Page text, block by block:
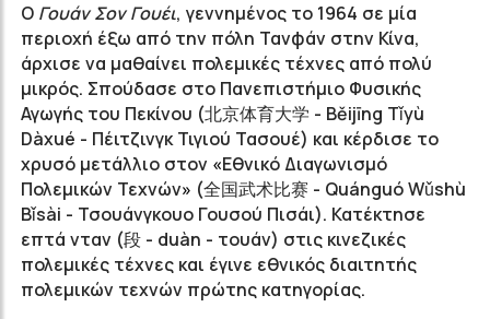
Ο Γουάν Σον Γουέι, γεννημένος το 1964 σε μία
περιοχή έξω από την πόλη Τανφάν στην Κίνα,
άρχισε να μαθαίνει πολεμικές τέχνες από πολύ
μικρός. Σπούδασε στο Πανεπιστήμιο Φυσικής
Αγωγής του Πεκίνου (北京体育大学 - Běijīng Tǐyù
Dàxué - Πέιτζινγκ Τιγιού Τασουέ) και κέρδισε το
χρυσό μετάλλιο στον «Εθνικό Διαγωνισμό
Πολεμικών Τεχνών» (全国武术比赛 - Quánguó Wǔshù
Bǐsài - Τσουάνγκουο Γουσού Πισάι). Κατέκτησε
επτά νταν (段 - duàn - τουάν) στις κινεζικές
πολεμικές τέχνες και έγινε εθνικός διαιτητής
πολεμικών τεχνών πρώτης κατηγορίας.